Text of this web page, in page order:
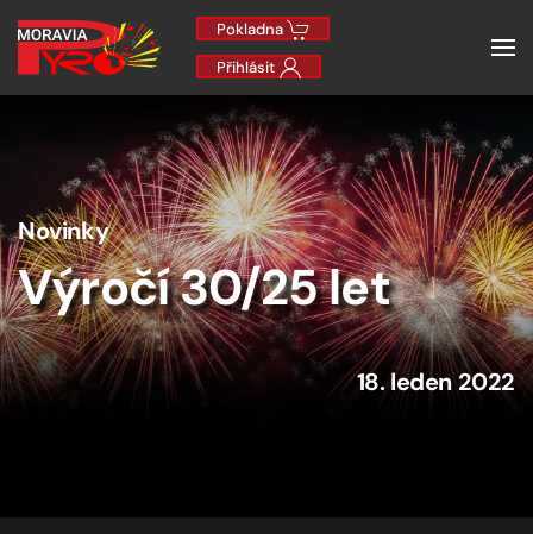
Pokladna
Přihlásit
Novinky
Výročí 30/25 let
18. leden 2022